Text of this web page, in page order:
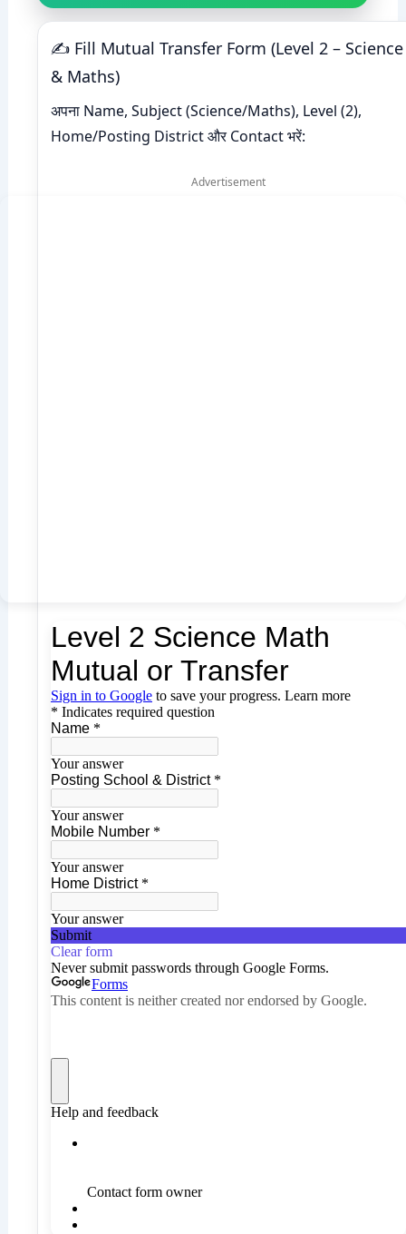
✍ Fill Mutual Transfer Form (Level 2 – Science
& Maths)
अपना Name, Subject (Science/Maths), Level (2),
Home/Posting District और Contact भरें:
Advertisement